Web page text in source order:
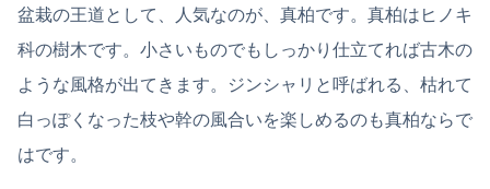
盆栽の王道として、人気なのが、真柏です。真柏はヒノキ
科の樹木です。小さいものでもしっかり仕立てれば古木の
ような風格が出てきます。ジンシャリと呼ばれる、枯れて
白っぽくなった枝や幹の風合いを楽しめるのも真柏ならで
はです。